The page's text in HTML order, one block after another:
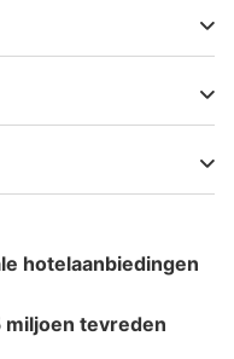
hotelaanbiedingen
miljoen tevreden